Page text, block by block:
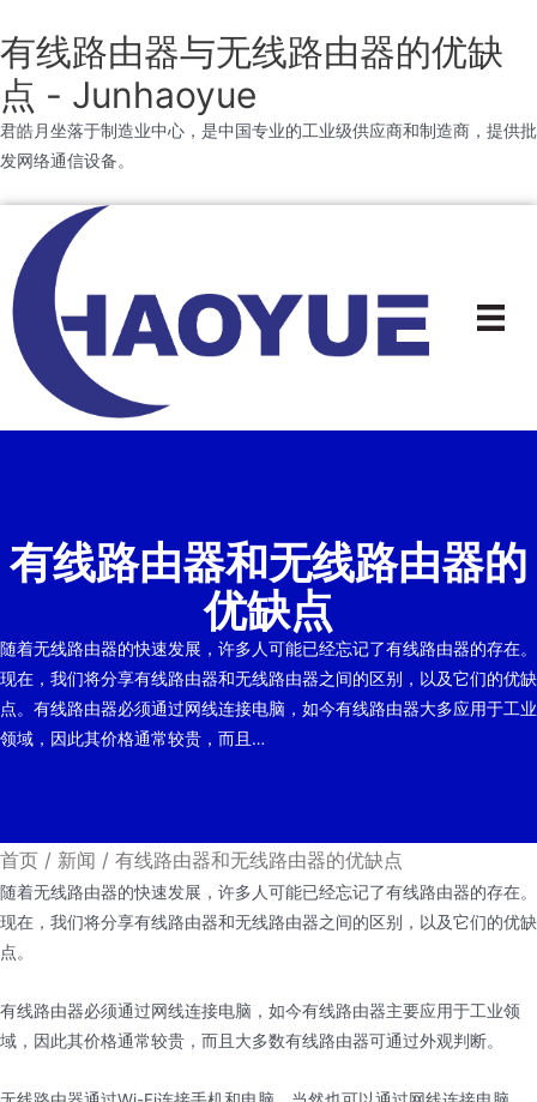
有线路由器与无线路由器的优缺
点 - Junhaoyue
君皓月坐落于制造业中心，是中国专业的工业级供应商和制造商，提供批
发网络通信设备。
容
有线路由器和无线路由器的
优缺点
随着无线路由器的快速发展，许多人可能已经忘记了有线路由器的存在。
现在，我们将分享有线路由器和无线路由器之间的区别，以及它们的优缺
点。有线路由器必须通过网线连接电脑，如今有线路由器大多应用于工业
领域，因此其价格通常较贵，而且…
首页 / 新闻 / 有线路由器和无线路由器的优缺点
随着无线路由器的快速发展，许多人可能已经忘记了有线路由器的存在。
现在，我们将分享有线路由器和无线路由器之间的区别，以及它们的优缺
点。
有线路由器必须通过网线连接电脑，如今有线路由器主要应用于工业领
域，因此其价格通常较贵，而且大多数有线路由器可通过外观判断。